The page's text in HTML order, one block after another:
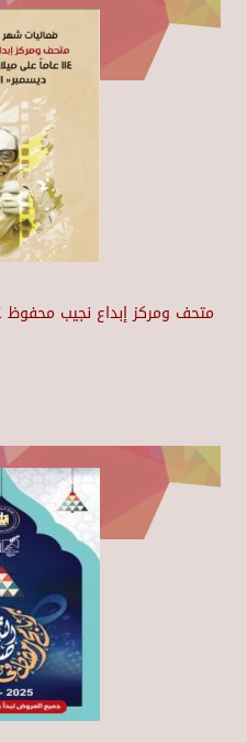
متحف ومركز إبداع نجيب محفوظ ١١٤ عاماً على ميلاد صاحب الثلاثية